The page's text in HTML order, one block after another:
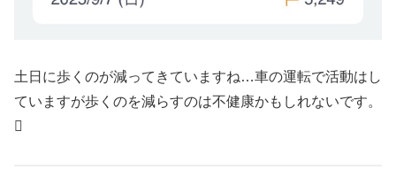
土日に歩くのが減ってきていますね…車の運転で活動はし
ていますが歩くのを減らすのは不健康かもしれないです。
